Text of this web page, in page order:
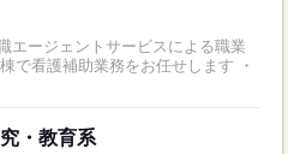
エージェントサービスによる職業
で看護補助業務をお任せします ・
・教育系